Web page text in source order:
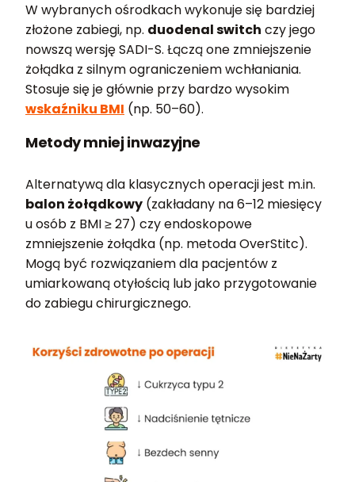
W wybranych ośrodkach wykonuje się bardziej
złożone zabiegi, np. duodenal switch czy jego
nowszą wersję SADI-S. Łączą one zmniejszenie
żołądka z silnym ograniczeniem wchłaniania.
Stosuje się je głównie przy bardzo wysokim
wskaźniku BMI (np. 50–60).
Metody mniej inwazyjne
Alternatywą dla klasycznych operacji jest m.in.
balon żołądkowy (zakładany na 6–12 miesięcy
u osób z BMI ≥ 27) czy endoskopowe
zmniejszenie żołądka (np. metoda OverStitc).
Mogą być rozwiązaniem dla pacjentów z
umiarkowaną otyłością lub jako przygotowanie
do zabiegu chirurgicznego.